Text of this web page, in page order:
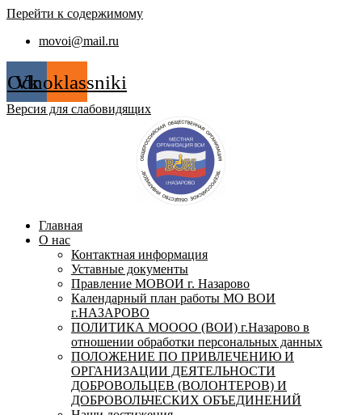
Перейти к содержимому
movoi@mail.ru
Vk
Odnoklassniki
Версия для слабовидящих
Главная
О нас
Контактная информация
Уставные документы
Правление МОВОИ г. Назарово
Календарный план работы МО ВОИ
г.НАЗАРОВО
ПОЛИТИКА МОООО (ВОИ) г.Назарово в
отношении обработки персональных данных
ПОЛОЖЕНИЕ ПО ПРИВЛЕЧЕНИЮ И
ОРГАНИЗАЦИИ ДЕЯТЕЛЬНОСТИ
ДОБРОВОЛЬЦЕВ (ВОЛОНТЕРОВ) И
ДОБРОВОЛЬЧЕСКИХ ОБЪЕДИНЕНИЙ